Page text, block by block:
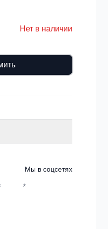
Нет в наличии
Мы в соцсетях
*